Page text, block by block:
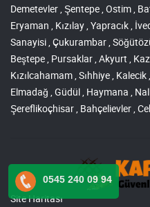
Demetevler , Şentepe , Ostim ,
Eryaman , Kızılay , Yapracık ,
Sanayisi , Çukurambar ,
Beştepe , Pursaklar , Akyurt ,
Kızılcahamam , Sıhhiye ,
Elmadağ , Güdül , Haymana ,
Şereflikoçhisar , Bahçelievler ,
Site Haritası
0545 240 09 94